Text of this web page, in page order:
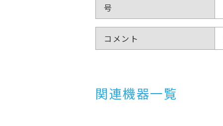
号
コメント
関連機器一覧